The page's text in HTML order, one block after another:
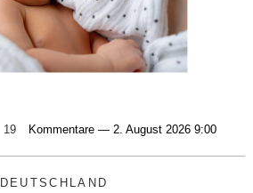
19 Kommentare — 2. August 2026 9:00
DEUTSCHLAND